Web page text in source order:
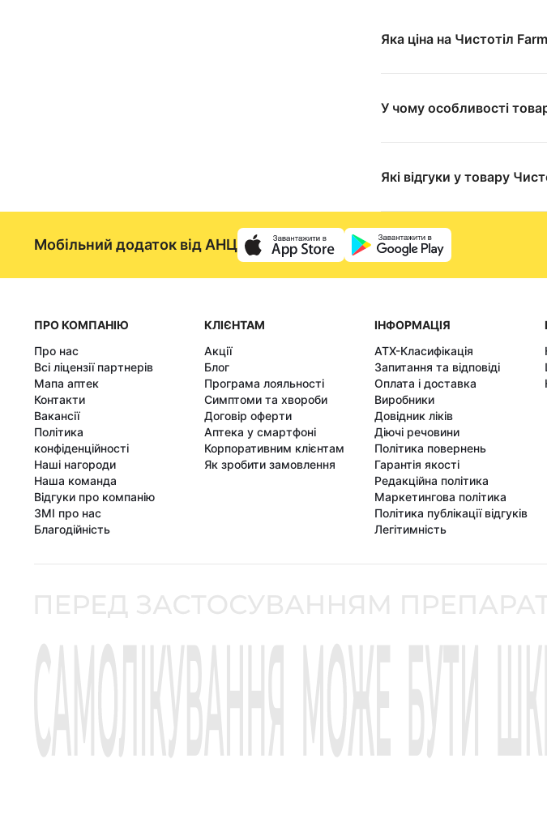
Яка ціна на Чистотіл
У чому особливості
Які відгуки у товару
Мобільний додаток від АНЦ
ПРО КОМПАНІЮ
Про нас
Всі ліцензії партнерів
Мапа аптек
Контакти
Вакансії
Політика
конфіденційності
Наші нагороди
Наша команда
Відгуки про компанію
ЗМІ про нас
Благодійність
КЛІЄНТАМ
Акції
Блог
Програма лояльності
Симптоми та хвороби
Договір оферти
Аптека у смартфоні
Корпоративним клієнтам
Як зробити замовлення
ІНФОРМАЦІЯ
АТХ-Класифікація
Запитання та відповіді
Оплата і доставка
Виробники
Довідник ліків
Діючі речовини
Політика повернень
Гарантія якості
Редакційна політика
Маркетингова політика
Політика публікації відгуків
Легітимність